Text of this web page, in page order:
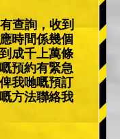
查詢，收到
時間係幾個
成千上萬條
預約有緊急
我哋嘅預訂
方法聯絡我